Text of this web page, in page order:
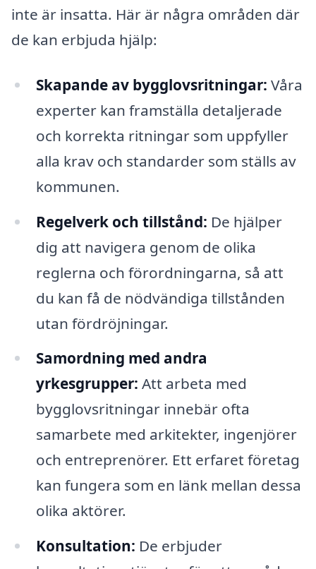
inte är insatta. Här är några områden där
de kan erbjuda hjälp:
Skapande av bygglovsritningar: Våra
experter kan framställa detaljerade
och korrekta ritningar som uppfyller
alla krav och standarder som ställs av
kommunen.
Regelverk och tillstånd: De hjälper
dig att navigera genom de olika
reglerna och förordningarna, så att
du kan få de nödvändiga tillstånden
utan fördröjningar.
Samordning med andra
yrkesgrupper: Att arbeta med
bygglovsritningar innebär ofta
samarbete med arkitekter, ingenjörer
och entreprenörer. Ett erfaret företag
kan fungera som en länk mellan dessa
olika aktörer.
Konsultation: De erbjuder